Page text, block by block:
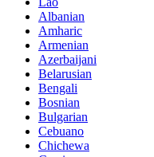
Albanian
Amharic
Armenian
Azerbaijani
Belarusian
Bengali
Bosnian
Bulgarian
Cebuano
Chichewa